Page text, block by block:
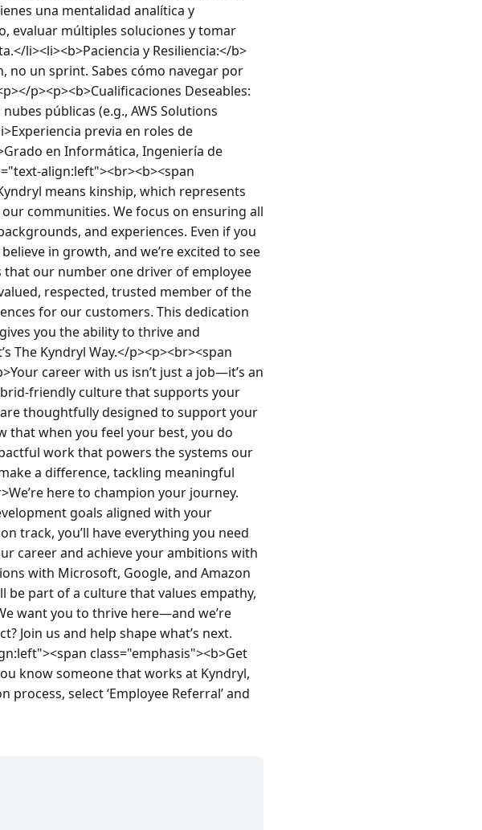
una mentalidad analítica y
evaluar múltiples soluciones y tomar
li><li><b>Paciencia y Resiliencia:</b>
no un sprint. Sabes cómo navegar por
p><p><b>Cualificaciones Deseables:
públicas (e.g., AWS Solutions
previa en roles de
en Informática, Ingeniería de
align:left"><br><b><span
means kinship, which represents
communities. We focus on ensuring all
and experiences. Even if you
in growth, and we’re excited to see
that our number one driver of employee
respected, trusted member of the
for our customers. This dedication
you the ability to thrive and
The Kyndryl Way.</p><p><br><span
career with us isn’t just a job—it’s an
friendly culture that supports your
thoughtfully designed to support your
that when you feel your best, you do
work that powers the systems our
a difference, tackling meaningful
here to champion your journey.
goals aligned with your
track, you’ll have everything you need
career and achieve your ambitions with
with Microsoft, Google, and Amazon
be part of a culture that values empathy,
want you to thrive here—and we’re
Join us and help shape what’s next.
class="emphasis"><b>Get
know someone that works at Kyndryl,
select ‘Employee Referral’ and